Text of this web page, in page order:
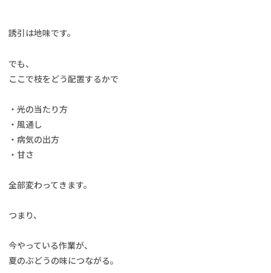
誘引は地味です。
でも、
ここで枝をどう配置するかで
・光の当たり方
・風通し
・病気の出方
・甘さ
全部変わってきます。
つまり、
今やっている作業が、
夏のぶどうの味につながる。